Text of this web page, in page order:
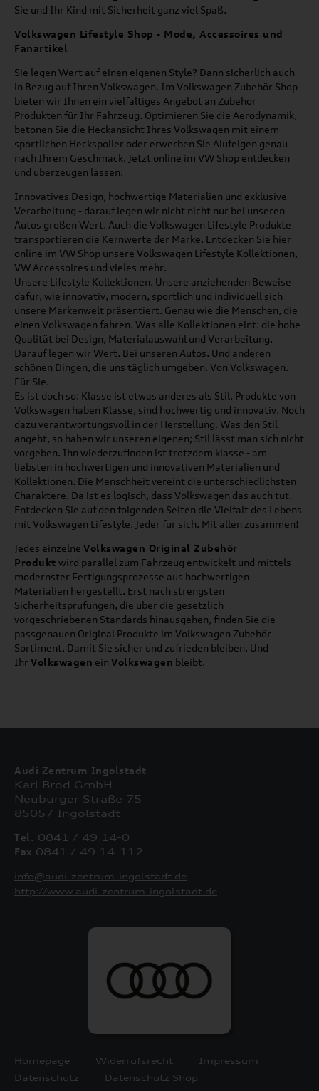
Sie und Ihr Kind mit Sicherheit ganz viel Spaß.
Volkswagen Lifestyle Shop - Mode, Accessoires und
Fanartikel
Sie legen Wert auf einen eigenen Style? Dann sicherlich auch
in Bezug auf Ihren Volkswagen. Im Volkswagen Zubehör Shop
bieten wir Ihnen ein vielfältiges Angebot an Zubehör
Produkten für Ihr Fahrzeug. Optimieren Sie die Aerodynamik,
betonen Sie die Heckansicht Ihres Volkswagen mit einem
sportlichen Heckspoiler oder erwerben Sie Alufelgen genau
nach Ihrem Geschmack. Jetzt online im VW Shop entdecken
und überzeugen lassen.
Innovatives Design, hochwertige Materialien und exklusive
Verarbeitung - darauf legen wir nicht nicht nur bei unseren
Autos großen Wert. Auch die Volkswagen Lifestyle Produkte
transportieren die Kernwerte der Marke. Entdecken Sie hier
online im VW Shop unsere Volkswagen Lifestyle Kollektionen,
VW Accessoires und vieles mehr.
Unsere Lifestyle Kollektionen. Unsere anziehenden Beweise
dafür, wie innovativ, modern, sportlich und individuell sich
unsere Markenwelt präsentiert. Genau wie die Menschen, die
einen Volkswagen fahren. Was alle Kollektionen eint: die hohe
Qualität bei Design, Materialauswahl und Verarbeitung.
Darauf legen wir Wert. Bei unseren Autos. Und anderen
schönen Dingen, die uns täglich umgeben. Von Volkswagen.
Für Sie.
Es ist doch so: Klasse ist etwas anderes als Stil. Produkte von
Volkswagen haben Klasse, sind hochwertig und innovativ. Noch
dazu verantwortungsvoll in der Herstellung. Was den Stil
angeht, so haben wir unseren eigenen; Stil lässt man sich nicht
vorgeben. Ihn wiederzufinden ist trotzdem klasse - am
liebsten in hochwertigen und innovativen Materialien und
Kollektionen. Die Menschheit vereint die unterschiedlichsten
Charaktere. Da ist es logisch, dass Volkswagen das auch tut.
Entdecken Sie auf den folgenden Seiten die Vielfalt des Lebens
mit Volkswagen Lifestyle. Jeder für sich. Mit allen zusammen!
Jedes einzelne Volkswagen Original Zubehör
Produkt wird parallel zum Fahrzeug entwickelt und mittels
modernster Fertigungsprozesse aus hochwertigen
Materialien hergestellt. Erst nach strengsten
Sicherheitsprüfungen, die über die gesetzlich
vorgeschriebenen Standards hinausgehen, finden Sie die
passgenauen Original Produkte im Volkswagen Zubehör
Sortiment. Damit Sie sicher und zufrieden bleiben. Und
Ihr Volkswagen ein Volkswagen bleibt.
Audi Zentrum Ingolstadt
Karl Brod GmbH
Neuburger Straße 75
85057 Ingolstadt
Tel. 0841 / 49 14-0
Fax 0841 / 49 14-112
info@audi-zentrum-ingolstadt.de
http://www.audi-zentrum-ingolstadt.de
Homepage Widerrufsrecht
Impressum
Datenschutz
Datenschutz Shop